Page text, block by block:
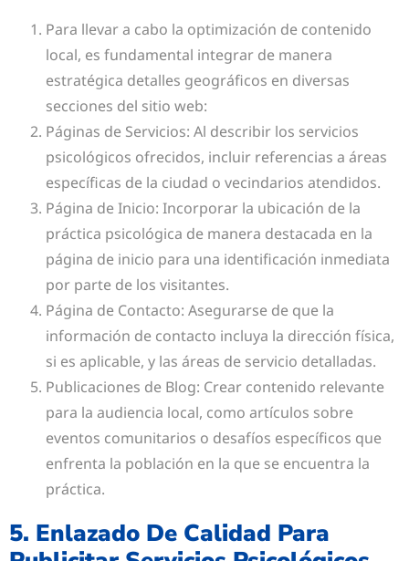
Para llevar a cabo la optimización de contenido
local, es fundamental integrar de manera
estratégica detalles geográficos en diversas
secciones del sitio web:
Páginas de Servicios: Al describir los servicios
psicológicos ofrecidos, incluir referencias a áreas
específicas de la ciudad o vecindarios atendidos.
Página de Inicio: Incorporar la ubicación de la
práctica psicológica de manera destacada en la
página de inicio para una identificación inmediata
por parte de los visitantes.
Página de Contacto: Asegurarse de que la
información de contacto incluya la dirección física,
si es aplicable, y las áreas de servicio detalladas.
Publicaciones de Blog: Crear contenido relevante
para la audiencia local, como artículos sobre
eventos comunitarios o desafíos específicos que
enfrenta la población en la que se encuentra la
práctica.
5. Enlazado De Calidad Para